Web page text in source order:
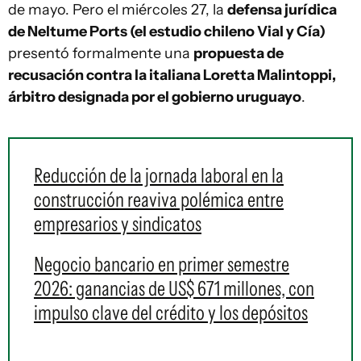
de mayo. Pero el miércoles 27, la defensa jurídica
de Neltume Ports (el estudio chileno Vial y Cía)
presentó formalmente una propuesta de
recusación contra la italiana Loretta Malintoppi,
árbitro designada por el gobierno uruguayo.
Reducción de la jornada laboral en la
construcción reaviva polémica entre
empresarios y sindicatos
Negocio bancario en primer semestre
2026: ganancias de US$ 671 millones, con
impulso clave del crédito y los depósitos